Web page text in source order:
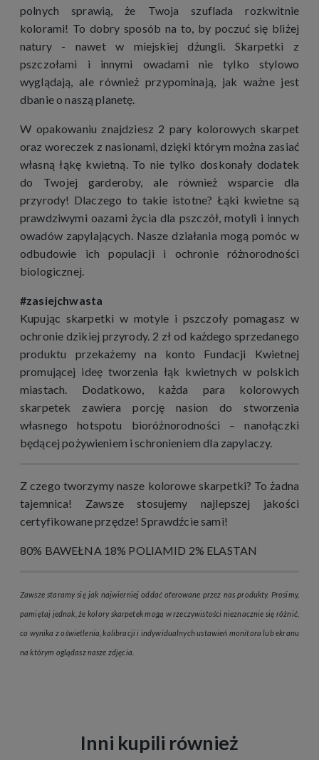
polnych sprawią, że Twoja szuflada rozkwitnie
kolorami! To dobry sposób na to, by poczuć się bliżej
natury - nawet w miejskiej dżungli. Skarpetki z
pszczołami i innymi owadami nie tylko stylowo
wyglądają, ale również przypominają, jak ważne jest
dbanie o naszą planetę.
W opakowaniu znajdziesz 2 pary kolorowych skarpet
oraz woreczek z nasionami, dzięki którym można zasiać
własną łąkę kwietną. To nie tylko doskonały dodatek
do Twojej garderoby, ale również wsparcie dla
przyrody! Dlaczego to takie istotne? Łąki kwietne są
prawdziwymi oazami życia dla pszczół, motyli i innych
owadów zapylających. Nasze działania mogą pomóc w
odbudowie ich populacji i ochronie różnorodności
biologicznej.
#zasiejchwasta
Kupując skarpetki w motyle i pszczoły pomagasz w
ochronie dzikiej przyrody. 2 zł od każdego sprzedanego
produktu przekażemy na konto Fundacji Kwietnej
promującej ideę tworzenia łąk kwietnych w polskich
miastach. Dodatkowo, każda para kolorowych
skarpetek zawiera porcję nasion do stworzenia
własnego hotspotu bioróżnorodności – nanołączki
będącej pożywieniem i schronieniem dla zapylaczy.
Z czego tworzymy nasze kolorowe skarpetki? To żadna
tajemnica! Zawsze stosujemy najlepszej jakości
certyfikowane przędze! Sprawdźcie sami!
80% BAWEŁNA 18% POLIAMID 2% ELASTAN
Zawsze staramy się jak najwierniej oddać oferowane przez nas produkty. Prosimy,
pamiętaj jednak, że kolory skarpetek mogą w rzeczywistości nieznacznie się różnić,
co wynika z oświetlenia, kalibracji i indywidualnych ustawień monitora lub ekranu
na którym oglądasz nasze zdjęcia.
Inni kupili również